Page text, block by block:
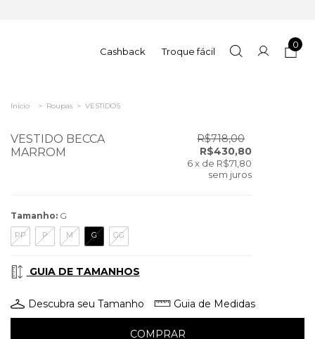
Cashback Troque fácil
0
Início > Roupas > VESTIDOS
VESTIDO BECCA
MARROM
R$718,00
R$430,80
6 x de R$71,80
sem juros
Tamanho: G
PP P M G GG
GUIA DE TAMANHOS
Descubra seu Tamanho Guia de Medidas